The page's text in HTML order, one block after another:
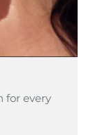
for every
日期 14/08/2026
11/08/2026